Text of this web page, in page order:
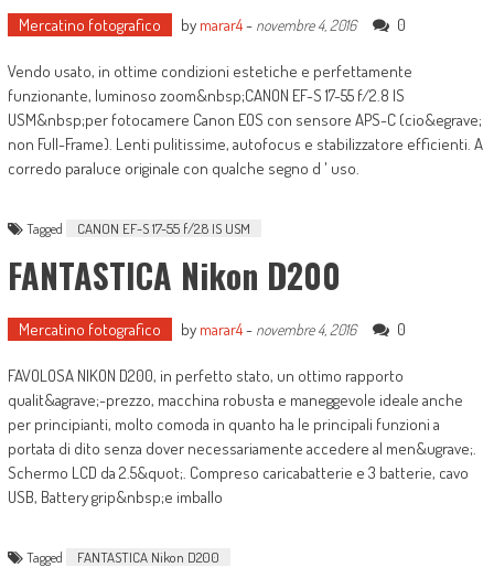
Mercatino fotografico by marar4- novembre 4, 2016 0
Vendo usato, in ottime condizioni estetiche e perfettamente
funzionante, luminoso zoom&nbsp;CANON EF-S 17-55 f/2.8 IS
USM&nbsp;per fotocamere Canon EOS con sensore APS-C (cio&egrave;
non Full-Frame). Lenti pulitissime, autofocus e stabilizzatore efficienti. A
corredo paraluce originale con qualche segno d ' uso.
Tagged CANON EF-S 17-55 f/2.8 IS USM
FANTASTICA Nikon D200
Mercatino fotografico by marar4- novembre 4, 2016 0
FAVOLOSA NIKON D200, in perfetto stato, un ottimo rapporto
qualit&agrave;-prezzo, macchina robusta e maneggevole ideale anche
per principianti, molto comoda in quanto ha le principali funzioni a
portata di dito senza dover necessariamente accedere al men&ugrave;.
Schermo LCD da 2.5&quot;. Compreso caricabatterie e 3 batterie, cavo
USB, Battery grip&nbsp;e imballo
Tagged FANTASTICA Nikon D200